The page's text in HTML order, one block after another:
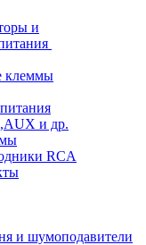
и
клеммы
и др.
RCA
и шумоподавители